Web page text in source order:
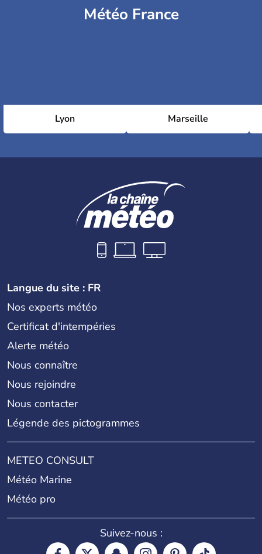
Météo France
Lyon Marseille
Langue du site : FR
Nos experts météo
Certificat d'intempéries
Alerte météo
Nous connaître
Nous rejoindre
Nous contacter
Légende des pictogrammes
METEO CONSULT
Météo Marine
Météo pro
Suivez-nous :